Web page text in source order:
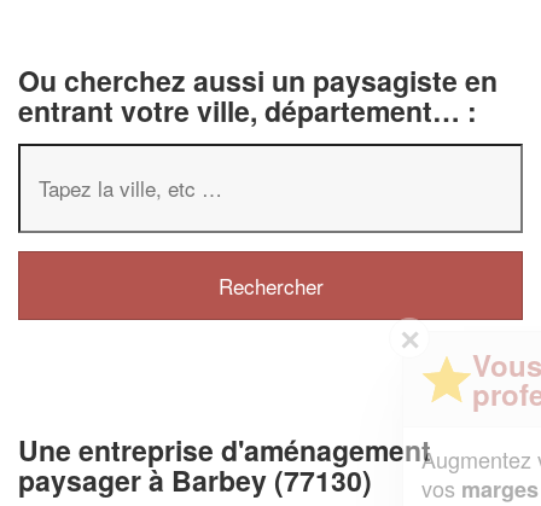
Ou cherchez aussi un paysagiste en
entrant votre ville, département… :
Une entreprise d'aménagement
paysager à Barbey (77130)
Augmentez votrechiffre d'affaireset
vosmarges tout en gagnant de